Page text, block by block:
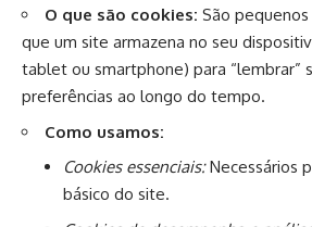
O que são cookies: São
que um site armazena no seu
tablet ou smartphone) para “lembrar”
preferências ao longo do tempo.
Como usamos:
Cookies essenciais:Necessários
básico do site.